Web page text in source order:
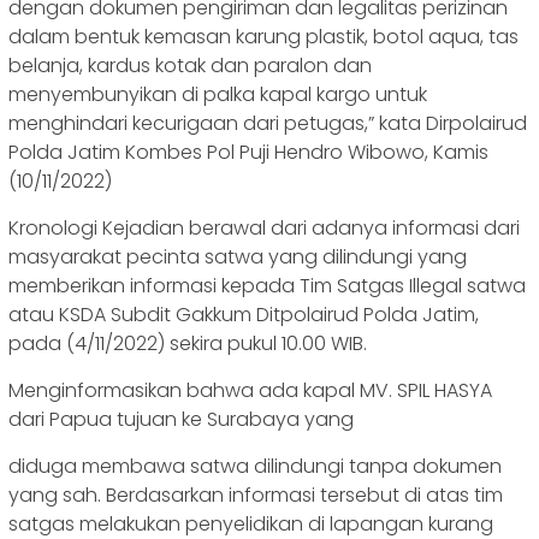
dengan dokumen pengiriman dan legalitas perizinan
dalam bentuk kemasan karung plastik, botol aqua, tas
belanja, kardus kotak dan paralon dan
menyembunyikan di palka kapal kargo untuk
menghindari kecurigaan dari petugas,” kata Dirpolairud
Polda Jatim Kombes Pol Puji Hendro Wibowo, Kamis
(10/11/2022)
Kronologi Kejadian berawal dari adanya informasi dari
masyarakat pecinta satwa yang dilindungi yang
memberikan informasi kepada Tim Satgas Illegal satwa
atau KSDA Subdit Gakkum Ditpolairud Polda Jatim,
pada (4/11/2022) sekira pukul 10.00 WIB.
Menginformasikan bahwa ada kapal MV. SPIL HASYA
dari Papua tujuan ke Surabaya yang
diduga membawa satwa dilindungi tanpa dokumen
yang sah. Berdasarkan informasi tersebut di atas tim
satgas melakukan penyelidikan di lapangan kurang